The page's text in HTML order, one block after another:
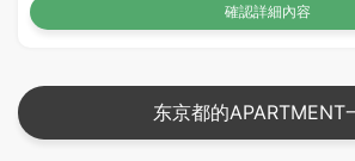
確認詳細內容
东京都的APARTMENT